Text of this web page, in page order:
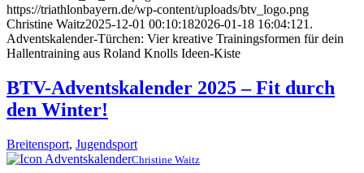
https://triathlonbayern.de/wp-content/uploads/btv_logo.png
Christine Waitz2025-12-01 00:10:182026-01-18 16:04:121.
Adventskalender-Türchen: Vier kreative Trainingsformen für dein
Hallentraining aus Roland Knolls Ideen-Kiste
BTV-Adventskalender 2025 – Fit durch
den Winter!
Breitensport, Jugendsport
Christine Waitz